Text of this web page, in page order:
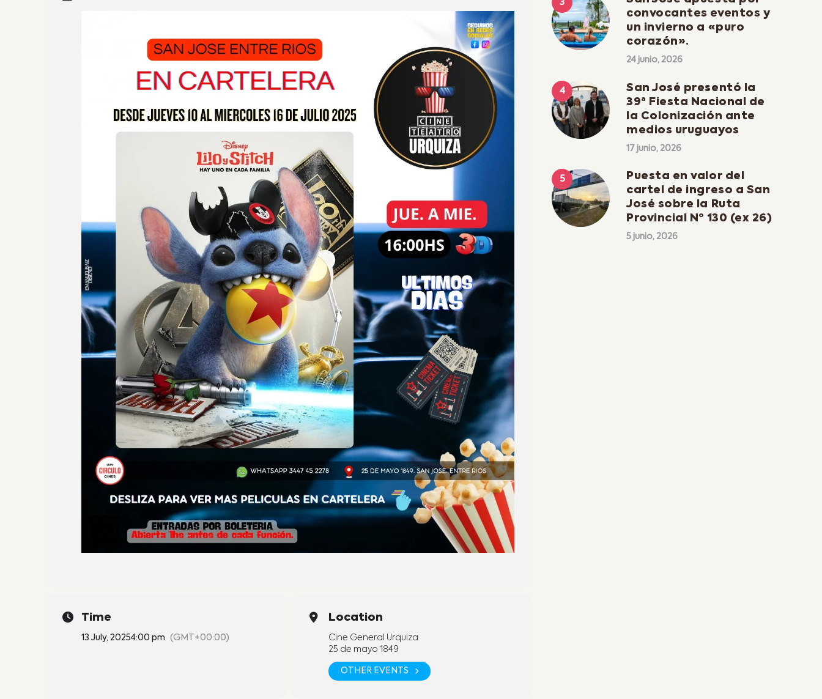
Time
13 July, 20254:00 pm (GMT+00:00)
Location
Cine General Urquiza
25 de mayo 1849
OTHER EVENTS
convocantes eventos y
un invierno a «puro
corazón».
24 junio, 2026
San José presentó la
39ª Fiesta Nacional de
la Colonización ante
medios uruguayos
17 junio, 2026
Puesta en valor del
cartel de ingreso a San
José sobre la Ruta
Provincial Nº 130 (ex 26)
5 junio, 2026